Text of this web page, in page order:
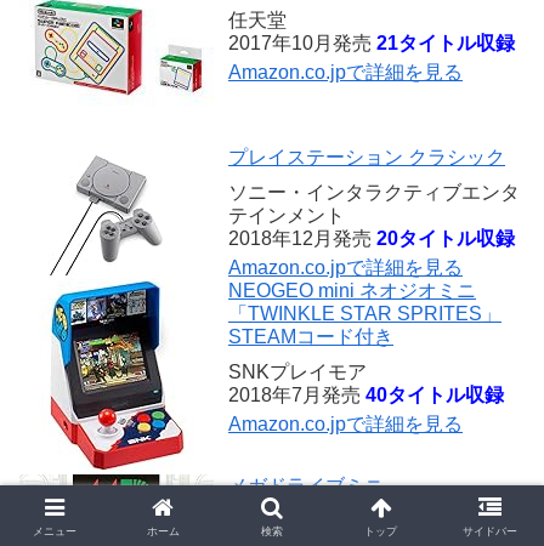
任天堂
2017年10月発売 21タイトル収録
Amazon.co.jpで詳細を見る
プレイステーション クラシック
ソニー・インタラクティブエンタ
テインメント
2018年12月発売 20タイトル収録
Amazon.co.jpで詳細を見る
NEOGEO mini ネオジオミニ
「TWINKLE STAR SPRITES」
STEAMコード付き
SNKプレイモア
2018年7月発売 40タイトル収録
Amazon.co.jpで詳細を見る
メガドライブミニ
セガゲームス
メニュー ホーム 検索 トップ サイドバー